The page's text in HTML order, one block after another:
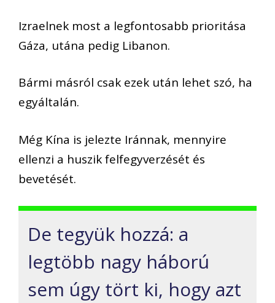
Izraelnek most a legfontosabb prioritása
Gáza, utána pedig Libanon.
Bármi másról csak ezek után lehet szó, ha
egyáltalán.
Még Kína is jelezte Iránnak, mennyire
ellenzi a huszik felfegyverzését és
bevetését.
De tegyük hozzá: a
legtöbb nagy háború
sem úgy tört ki, hogy azt